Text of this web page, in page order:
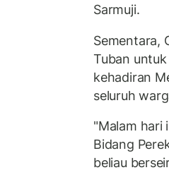
Sarmuji.
Sementara,
Tuban untuk
kehadiran
seluruh
"Malam hari
Bidang
beliau